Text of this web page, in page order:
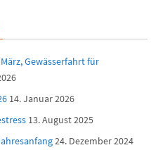
Gewässerfahrt für
14. Januar 2026
13. August 2025
24. Dezember 2024